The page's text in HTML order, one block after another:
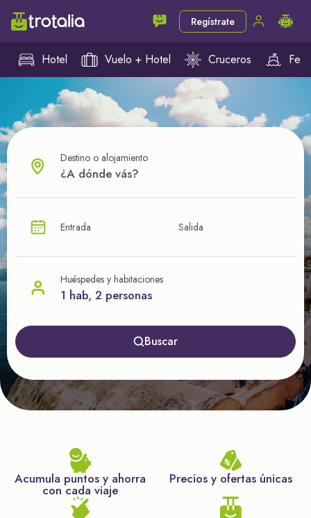
Regístrate
Hotel Vuelo + Hotel Cruceros
¿CUÁL VA A SER TU PRÓXIMO TROTE?
nuestras ofertas
Destino o alojamiento
Entrada Salida
Huéspedes y habitaciones
1 hab, 2 personas
Buscar
Acumula puntos y ahorra
con cada viaje
Precios y ofertas únicas